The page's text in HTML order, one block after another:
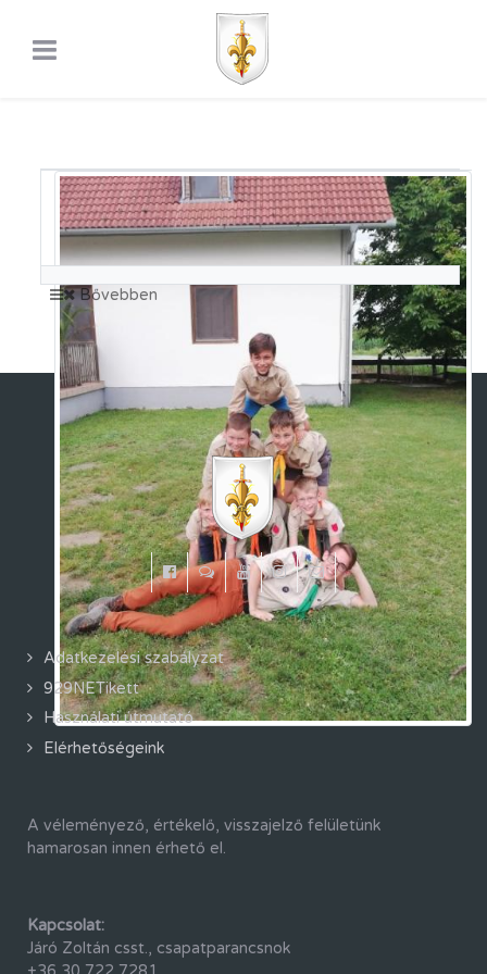
Jegesmedve őrs
Kiscserkész korosztály
Approval 11 Users
Bővebben
Adatkezelési szabályzat
929NETikett
Használati útmutató
Elérhetőségeink
A véleményező, értékelő, visszajelző felületünk
hamarosan innen érhető el.
Kapcsolat:
Járó Zoltán csst., csapatparancsnok